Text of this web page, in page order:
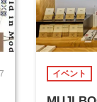
イベント